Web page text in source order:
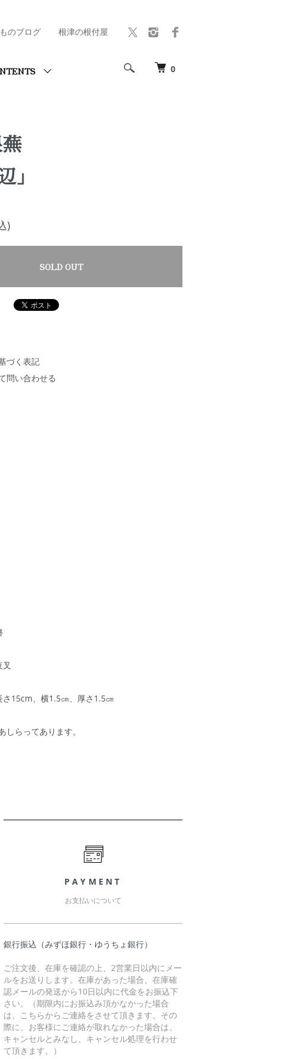
0
のブログ 根津の根付屋
」
)
SOLD OUT
づく表記
問い合わせる
さ15cm、横1.5㎝、厚さ1.5㎝
しらってあります。
PAYMENT
お支払いについて
銀行振込（みずほ銀行・ゆうちょ銀行）
ご注文後、在庫を確認の上、2営業日以内にメー
ルをお送りします。在庫があった場合、在庫確
認メールの発送から10日以内に代金をお振込下
さい。（期限内にお振込み頂かなかった場合
は、こちらからご連絡をさせて頂きます。その
際に、お客様にご連絡が取れなかった場合は、
キャンセルとみなし、キャンセル処理を行わせ
て頂きます。）